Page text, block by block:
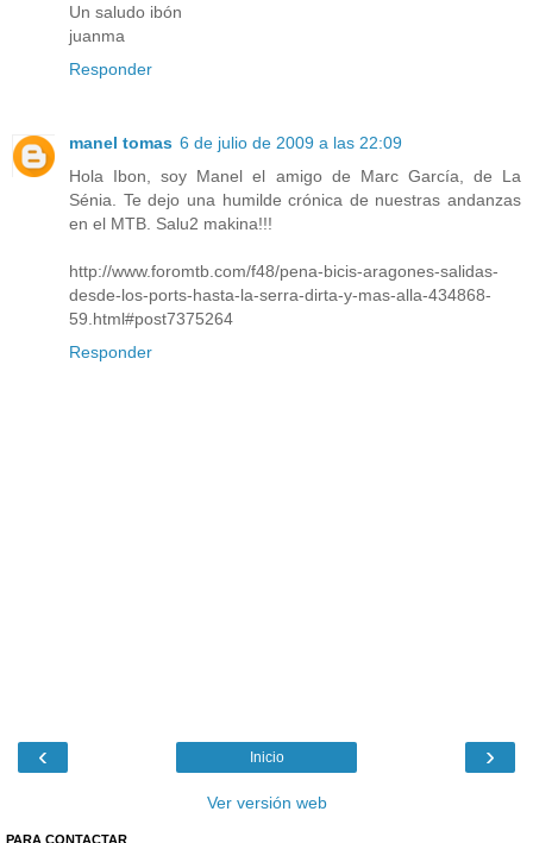
Un saludo ibón
juanma
Responder
manel tomas 6 de julio de 2009 a las 22:09
Hola Ibon, soy Manel el amigo de Marc García, de La
Sénia. Te dejo una humilde crónica de nuestras andanzas
en el MTB. Salu2 makina!!!
http://www.foromtb.com/f48/pena-bicis-aragones-salidas-
desde-los-ports-hasta-la-serra-dirta-y-mas-alla-434868-
59.html#post7375264
Responder
‹ ›
Inicio
Ver versión web
PARA CONTACTAR